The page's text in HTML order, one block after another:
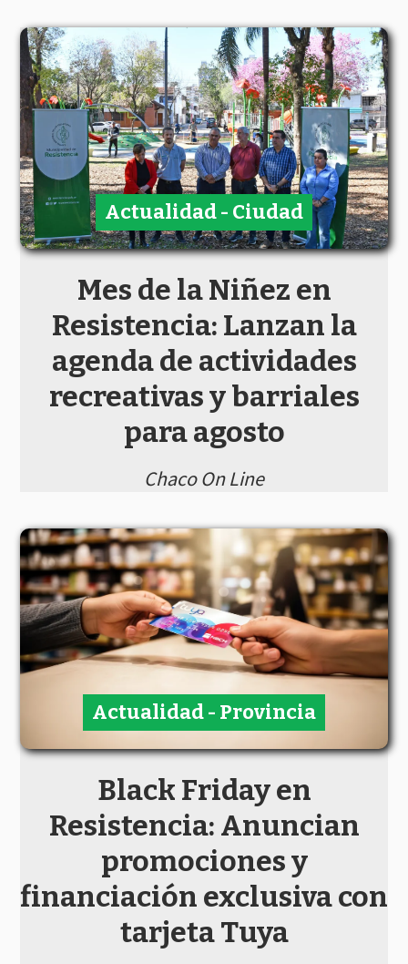
Mes de la Niñez en
Resistencia: Lanzan la
agenda de actividades
recreativas y barriales
para agosto
Chaco On Line
Actualidad - Ciudad
Black Friday en
Resistencia: Anuncian
promociones y
financiación exclusiva con
tarjeta Tuya
Actualidad - Provincia